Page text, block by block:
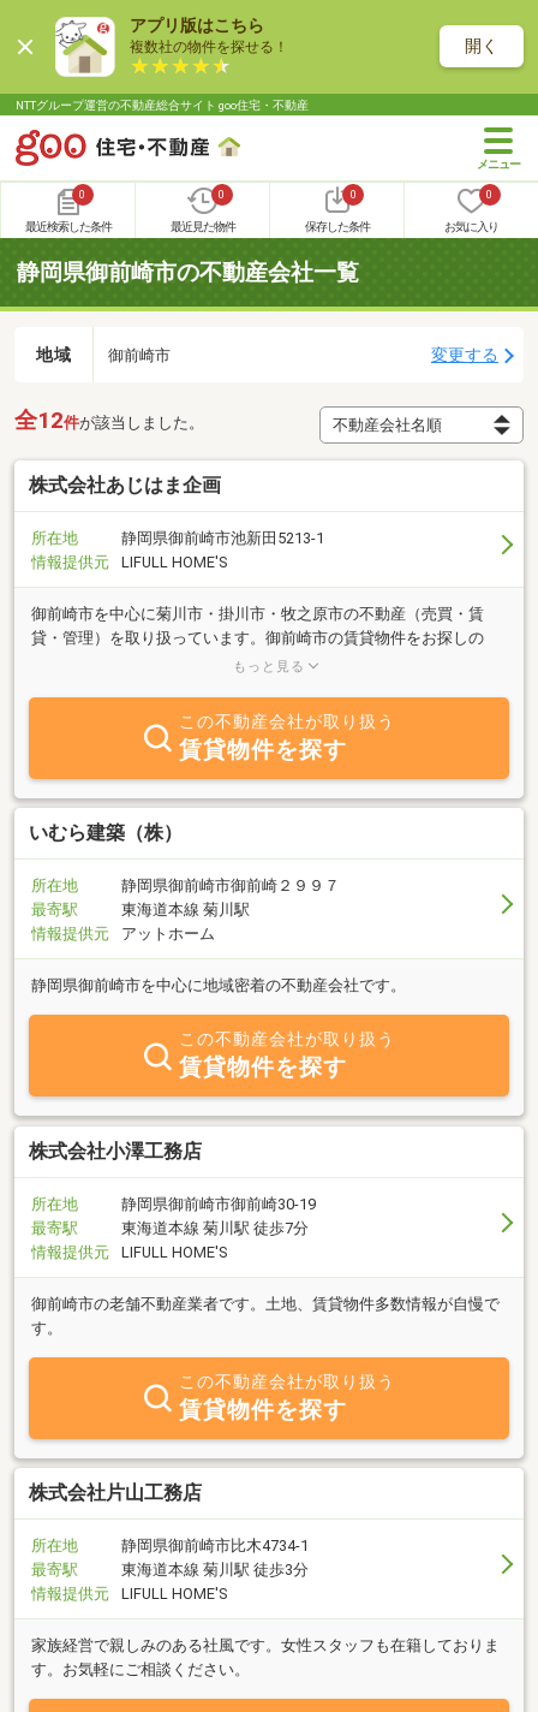
アプリ版はこちら
複数社の物件を探せる！ 開く
NTTグループ運営の不動産総合サイト goo住宅・不動産
0
最近検索した条件
0
最近見た物件
0
保存した条件
0
お気に入り
静岡県御前崎市の不動産会社一覧
地域 御前崎市 変更する
全12件が該当しました。
株式会社あじはま企画
所在地
静岡県御前崎市池新田5213-1
情報提供元
LIFULL HOME'S
御前崎市を中心に菊川市・掛川市・牧之原市の不動産（売買・賃
貸・管理）を取り扱っています。御前崎市の賃貸物件をお探しの
方、土地・建物の売買を希望されている方はお気軽にご来店くださ
もっと見る
この不動産会社が取り扱う
賃貸物件を探す
いむら建築（株）
所在地
静岡県御前崎市御前崎２９９７
最寄駅
東海道本線 菊川駅
情報提供元
アットホーム
静岡県御前崎市を中心に地域密着の不動産会社です。
この不動産会社が取り扱う
賃貸物件を探す
株式会社小澤工務店
所在地
静岡県御前崎市御前崎30-19
最寄駅
東海道本線 菊川駅 徒歩7分
情報提供元
LIFULL HOME'S
御前崎市の老舗不動産業者です。土地、賃貸物件多数情報が自慢で
す。
この不動産会社が取り扱う
賃貸物件を探す
株式会社片山工務店
所在地
静岡県御前崎市比木4734-1
最寄駅
東海道本線 菊川駅 徒歩3分
情報提供元
LIFULL HOME'S
家族経営で親しみのある社風です。女性スタッフも在籍しておりま
す。お気軽にご相談ください。